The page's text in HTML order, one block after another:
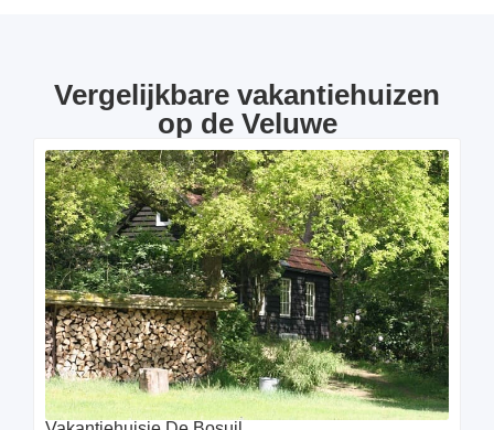
Vergelijkbare vakantiehuizen
op de Veluwe